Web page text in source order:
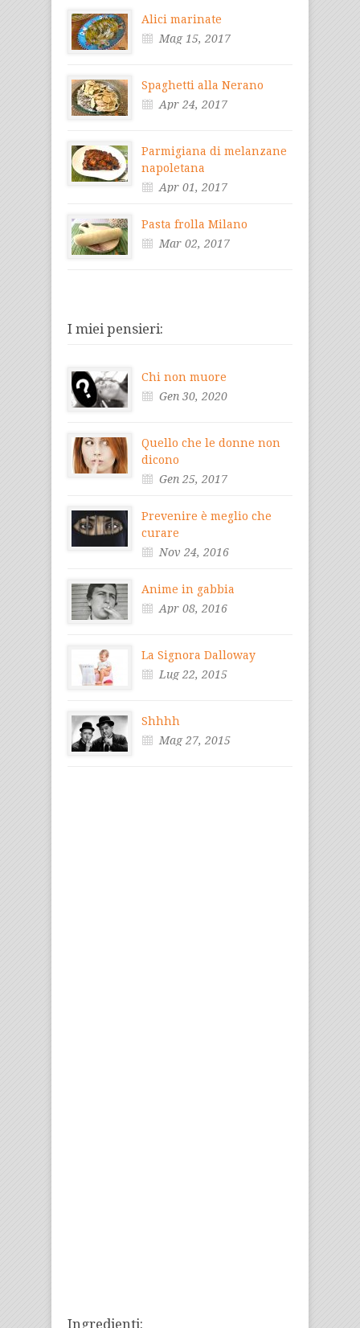
Alici marinate
Mag 15, 2017
Spaghetti alla Nerano
Apr 24, 2017
Parmigiana di melanzane
napoletana
Apr 01, 2017
Pasta frolla Milano
Mar 02, 2017
I miei pensieri:
Chi non muore
Gen 30, 2020
Quello che le donne non
dicono
Gen 25, 2017
Prevenire è meglio che
curare
Nov 24, 2016
Anime in gabbia
Apr 08, 2016
La Signora Dalloway
Lug 22, 2015
Shhhh
Mag 27, 2015
Ingredienti: